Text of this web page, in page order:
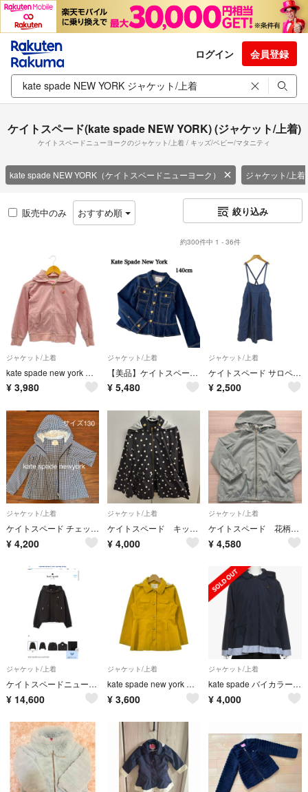
ログイン 会員登録
ケイトスペード(kate spade NEW YORK) (ジャケット/上着)
ケイトスペードニューヨークのジャケット/上着 / キッズ/ベビー/マタニティ
kate spade NEW YORK（ケイトスペードニューヨーク） ジャケット/上着
販売中のみ おすすめ順 絞り込み
約300件中 1 - 36件
ジャケット/上着
kate spade new york パーカー ピンク 140【E-68】
¥ 3,980
ジャケット/上着
【美品】ケイトスペード 1.6万 デニムジャケット ペプラム リボン 140
¥ 5,480
ジャケット/上着
ケイトスペード サロペット デニムパンツ ワイド キッズ 女の子用 130サイズ ネイビー Kate Spade
¥ 2,500
ジャケット/上着
ケイトスペード チェック柄フード付き ジャケット 130
¥ 4,200
ジャケット/上着
ケイトスペード キッズ服 ドット柄
¥ 4,000
ジャケット/上着
ケイトスペード 花柄 ブルゾン ウィンブレ
¥ 4,580
ジャケット/上着
ケイトスペードニューヨークキッズ アウター ブルゾン ウィンドブレーカー 140
¥ 14,600
ジャケット/上着
kate spade new york ブルゾン（その他） 140cm 黄 【古着】【中古】【送料無料】
¥ 3,600
ジャケット/上着
kate spade バイカラーウィンブレ
¥ 4,000